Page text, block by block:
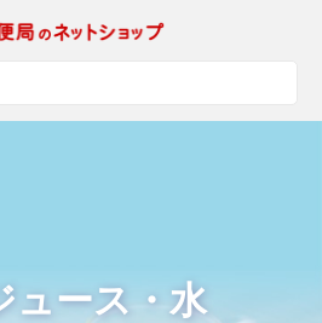
ュース・水